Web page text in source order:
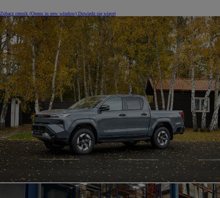
Zobacz cennik (Opens in new window) Dowiedz się więcej